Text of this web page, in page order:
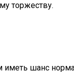
торжеству.
иметь шанс